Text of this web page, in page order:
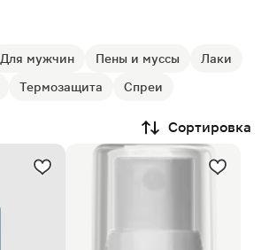
Для мужчин Пены и муссы
Лаки
Термозащита Спреи
Сортировка